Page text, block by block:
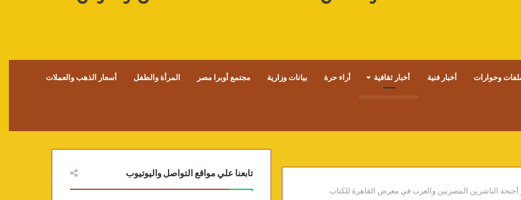
وحوارات أخبار فنية أخبار ثقافية أراء حرة بيانات وزارية مجتمع أوبرا مصر المرأة والطفل أسعار الذهب والعملات
الناشرين المصريين والعرب في معرض القاهرة للكتاب
تابعنا علي مواقع التواصل واليوتيوب